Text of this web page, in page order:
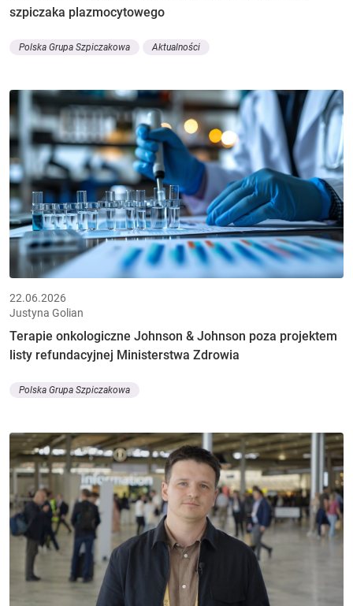
szpiczaka plazmocytowego
Polska Grupa Szpiczakowa Aktualności
22.06.2026
Justyna Golian
Terapie onkologiczne Johnson & Johnson poza projektem
listy refundacyjnej Ministerstwa Zdrowia
Polska Grupa Szpiczakowa